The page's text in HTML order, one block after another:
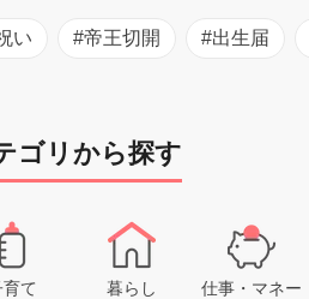
い #帝王切開 #出生届
ゴリから探す
て 暮らし 仕事・マネー